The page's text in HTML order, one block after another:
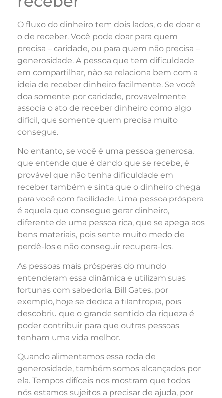
O fluxo do dinheiro tem dois lados, o de doar e
o de receber. Você pode doar para quem
precisa – caridade, ou para quem não precisa –
generosidade. A pessoa que tem dificuldade
em compartilhar, não se relaciona bem com a
ideia de receber dinheiro facilmente. Se você
doa somente por caridade, provavelmente
associa o ato de receber dinheiro como algo
difícil, que somente quem precisa muito
consegue.
No entanto, se você é uma pessoa generosa,
que entende que é dando que se recebe, é
provável que não tenha dificuldade em
receber também e sinta que o dinheiro chega
para você com facilidade. Uma pessoa próspera
é aquela que consegue gerar dinheiro,
diferente de uma pessoa rica, que se apega aos
bens materiais, pois sente muito medo de
perdê-los e não conseguir recupera-los.
As pessoas mais prósperas do mundo
entenderam essa dinâmica e utilizam suas
fortunas com sabedoria. Bill Gates, por
exemplo, hoje se dedica a filantropia, pois
descobriu que o grande sentido da riqueza é
poder contribuir para que outras pessoas
tenham uma vida melhor.
Quando alimentamos essa roda de
generosidade, também somos alcançados por
ela. Tempos difíceis nos mostram que todos
nós estamos sujeitos a precisar de ajuda, por